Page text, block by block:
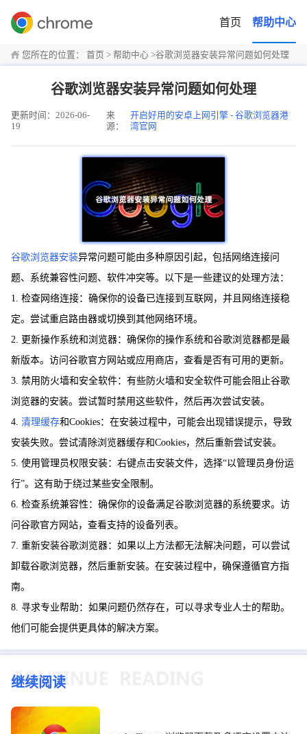
首页 帮助中心
您所在的位置： 首页 > 帮助中心 >谷歌浏览器安装异常问题如何处理
谷歌浏览器安装异常问题如何处理
更新时间：2026-06-
19
来
源：
开启好用的安卓上网引擎 - 谷歌浏览器港
湾官网
谷歌浏览器安装异常问题可能由多种原因引起，包括网络连接问
题、系统兼容性问题、软件冲突等。以下是一些建议的处理方法：
1. 检查网络连接：确保你的设备已连接到互联网，并且网络连接稳
定。尝试重启路由器或切换到其他网络环境。
2. 更新操作系统和浏览器：确保你的操作系统和谷歌浏览器都是最
新版本。访问谷歌官方网站或应用商店，查看是否有可用的更新。
3. 禁用防火墙和安全软件：有些防火墙和安全软件可能会阻止谷歌
浏览器的安装。尝试暂时禁用这些软件，然后再次尝试安装。
4. 清理缓存和Cookies：在安装过程中，可能会出现错误提示，导致
安装失败。尝试清除浏览器缓存和Cookies，然后重新尝试安装。
5. 使用管理员权限安装：右键点击安装文件，选择“以管理员身份运
行”。这有助于绕过某些安全限制。
6. 检查系统兼容性：确保你的设备满足谷歌浏览器的系统要求。访
问谷歌官方网站，查看支持的设备列表。
7. 重新安装谷歌浏览器：如果以上方法都无法解决问题，可以尝试
卸载谷歌浏览器，然后重新安装。在安装过程中，确保遵循官方指
南。
8. 寻求专业帮助：如果问题仍然存在，可以寻求专业人士的帮助。
他们可能会提供更具体的解决方案。
继续阅读